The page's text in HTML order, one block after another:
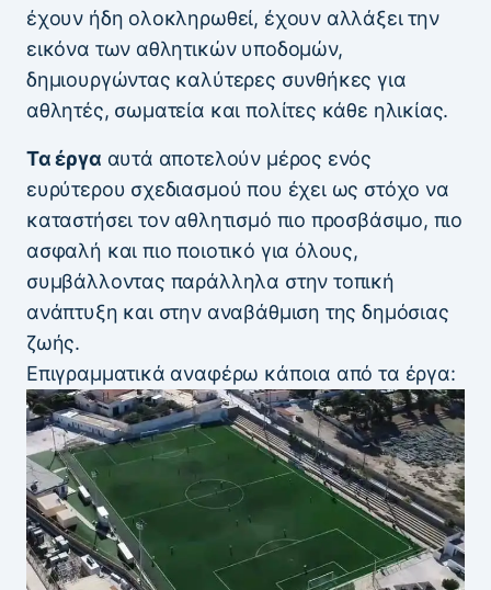
έχουν ήδη ολοκληρωθεί, έχουν αλλάξει την
εικόνα των αθλητικών υποδομών,
δημιουργώντας καλύτερες συνθήκες για
αθλητές, σωματεία και πολίτες κάθε ηλικίας.
Τα έργα αυτά αποτελούν μέρος ενός
ευρύτερου σχεδιασμού που έχει ως στόχο να
καταστήσει τον αθλητισμό πιο προσβάσιμο, πιο
ασφαλή και πιο ποιοτικό για όλους,
συμβάλλοντας παράλληλα στην τοπική
ανάπτυξη και στην αναβάθμιση της δημόσιας
ζωής.
Επιγραμματικά αναφέρω κάποια από τα έργα: